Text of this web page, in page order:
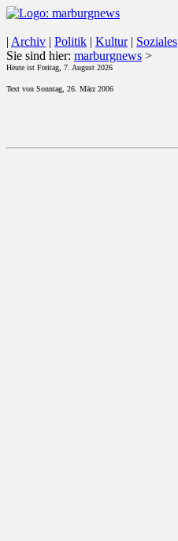
| Archiv | Politik | Kultur| Soziales
Sie sind hier: marburgnews >
Heute ist Freitag, 7. August 2026
Text von Sonntag, 26. März 2006